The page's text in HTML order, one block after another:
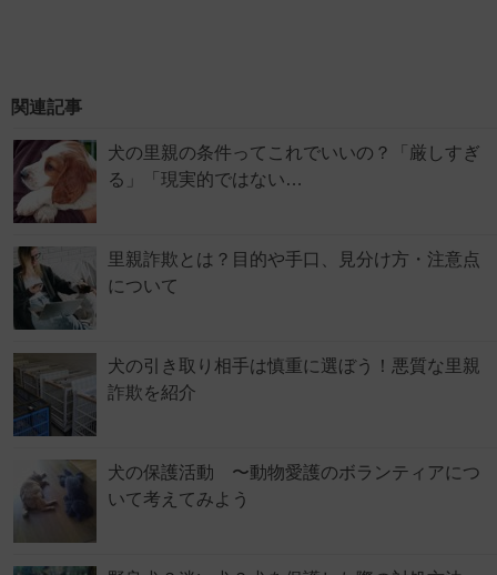
関連記事
犬の里親の条件ってこれでいいの？「厳しすぎ
る」「現実的ではない…
里親詐欺とは？目的や手口、見分け方・注意点
について
犬の引き取り相手は慎重に選ぼう！悪質な里親
詐欺を紹介
犬の保護活動 〜動物愛護のボランティアにつ
いて考えてみよう